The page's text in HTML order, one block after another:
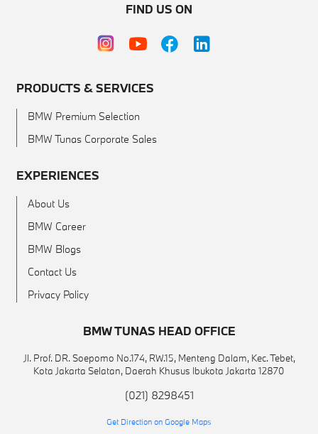
FIND US ON
PRODUCTS & SERVICES
BMW Premium Selection
BMW Tunas Corporate Sales
EXPERIENCES
About Us
BMW Career
BMW Blogs
Contact Us
Privacy Policy
BMW TUNAS HEAD OFFICE
Jl. Prof. DR. Soepomo No.174, RW.15, Menteng Dalam, Kec. Tebet,
Kota Jakarta Selatan, Daerah Khusus Ibukota Jakarta 12870
(021) 8298451
Get Direction on Google Maps